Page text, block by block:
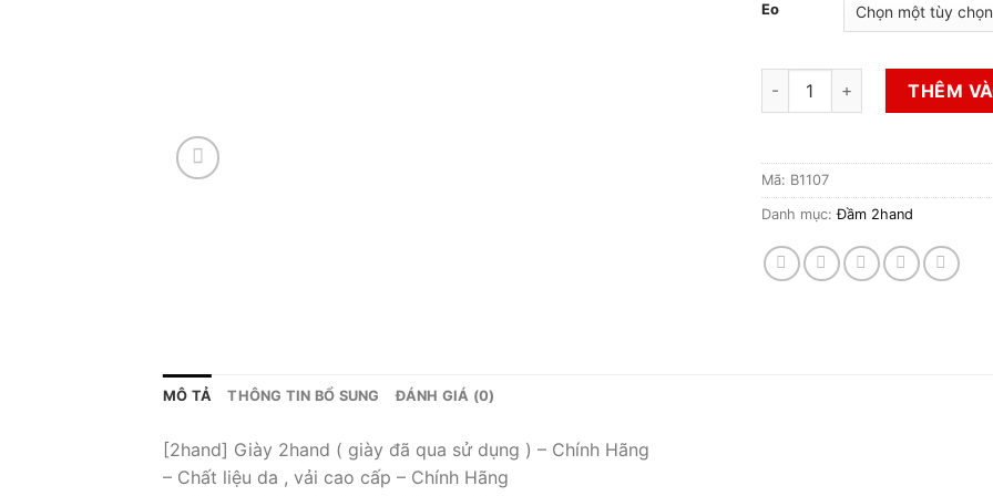
Eo
Đầm Jean 2hand số lượng
THÊM
Mã: B1107
Danh mục:Đầm 2hand
MÔ TẢ THÔNG TIN BỔ SUNG ĐÁNH GIÁ (0)
[2hand] Giày 2hand ( giày đã qua sử dụng ) – Chính Hãng
– Chất liệu da , vải cao cấp – Chính Hãng